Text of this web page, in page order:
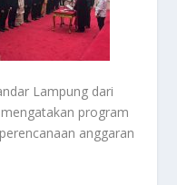
Lampung dari
program
anggaran